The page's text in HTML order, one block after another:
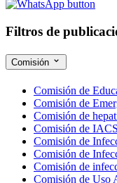
Filtros de
Comisión
Comisión de
Comisión de
Comisión de
Comisión de
Comisión de
Comisión de
Comisión de
Comisión de Uso